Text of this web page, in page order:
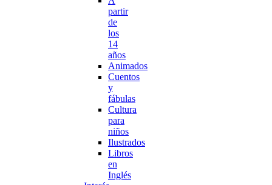
partir
de
los
14
años
Animados
Cuentos
y
fábulas
Cultura
para
niños
Ilustrados
Libros
en
Inglés